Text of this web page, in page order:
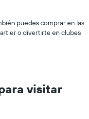
puedes comprar en las
o divertirte en clubes
visitar